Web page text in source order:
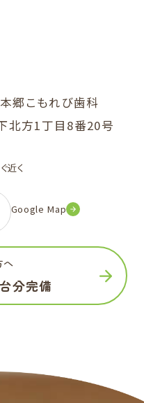
郷こもれび歯科
北方1丁目8番20号
近く
Google Map
へ
台分完備